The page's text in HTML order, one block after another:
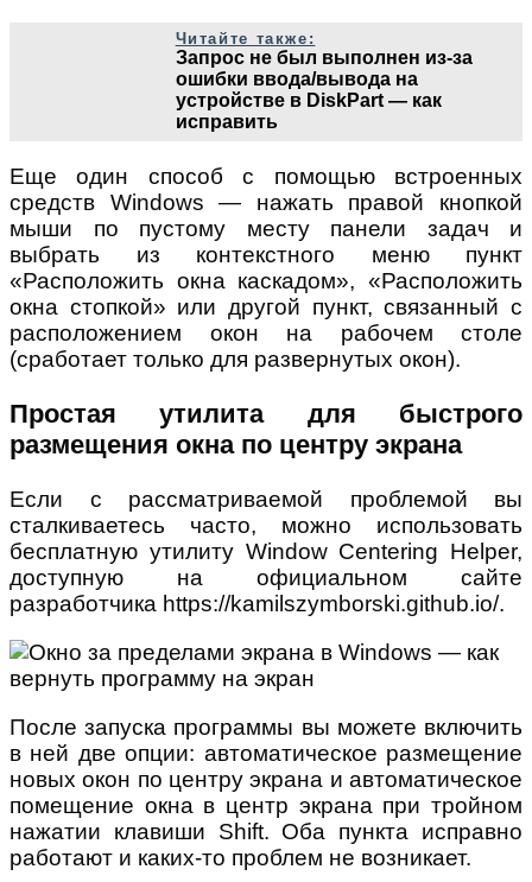
Читайте также:
Запрос не был выполнен из-за
ошибки ввода/вывода на
устройстве в DiskPart — как
исправить
Еще один способ с помощью встроенных
средств Windows — нажать правой кнопкой
мыши по пустому месту панели задач и
выбрать из контекстного меню пункт
«Расположить окна каскадом», «Расположить
окна стопкой» или другой пункт, связанный с
расположением окон на рабочем столе
(сработает только для развернутых окон).
Простая утилита для быстрого
размещения окна по центру экрана
Если с рассматриваемой проблемой вы
сталкиваетесь часто, можно использовать
бесплатную утилиту Window Centering Helper,
доступную на официальном сайте
разработчика https://kamilszymborski.github.io/.
После запуска программы вы можете включить
в ней две опции: автоматическое размещение
новых окон по центру экрана и автоматическое
помещение окна в центр экрана при тройном
нажатии клавиши Shift. Оба пункта исправно
работают и каких-то проблем не возникает.